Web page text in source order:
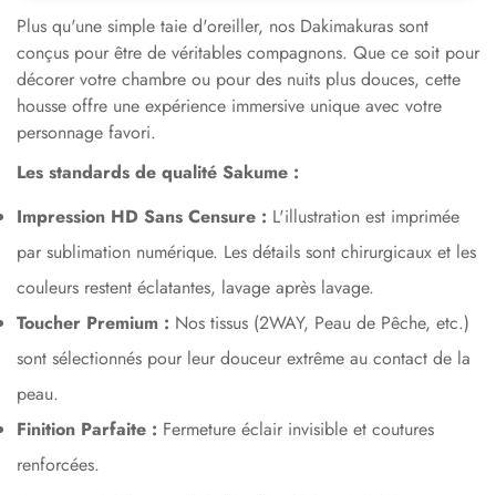
Plus qu'une simple taie d'oreiller, nos Dakimakuras sont
conçus pour être de véritables compagnons. Que ce soit pour
décorer votre chambre ou pour des nuits plus douces, cette
housse offre une expérience immersive unique avec votre
personnage favori.
Les standards de qualité Sakume :
Impression HD Sans Censure : L'illustration est imprimée
par sublimation numérique. Les détails sont chirurgicaux et les
couleurs restent éclatantes, lavage après lavage.
Toucher Premium : Nos tissus (2WAY, Peau de Pêche, etc.)
sont sélectionnés pour leur douceur extrême au contact de la
peau.
Finition Parfaite : Fermeture éclair invisible et coutures
renforcées.